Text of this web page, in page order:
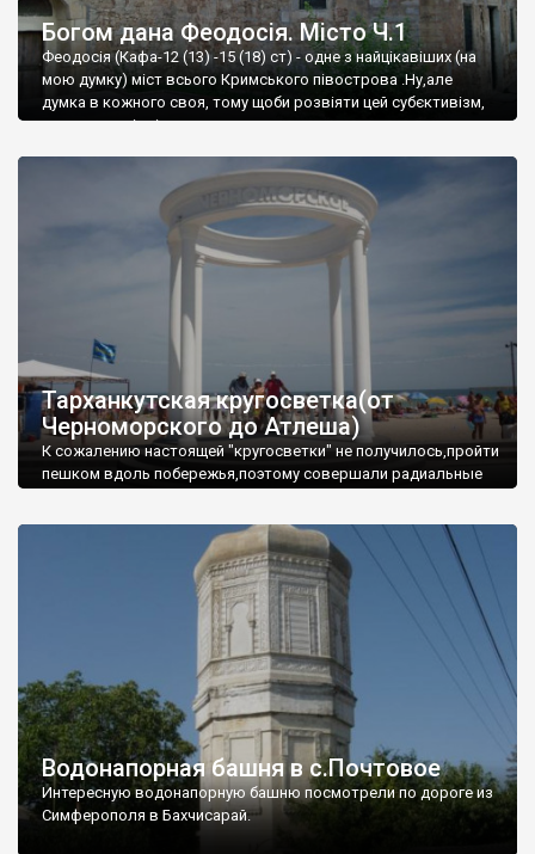
Богом дана Феодосія. Місто Ч.1
Феодосія (Кафа-12 (13) -15 (18) ст) - одне з найцікавіших (на
мою думку) міст всього Кримського півострова .Ну,але
думка в кожного своя, тому щоби розвіяти цей субєктивізм,
запрошую відвідати це
Тарханкутская кругосветка(от
Черноморского до Атлеша)
К сожалению настоящей "кругосветки" не получилось,пройти
пешком вдоль побережья,поэтому совершали радиальные
Водонапорная башня в с.Почтовое
Интересную водонапорную башню посмотрели по дороге из
Симферополя в Бахчисарай.